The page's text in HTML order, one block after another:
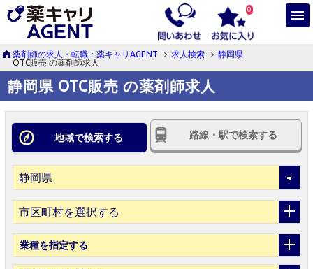
0
薬剤師の求人・転職：薬キャリAGENT 求人検索
静岡県
OTC販売 の薬剤師求人
静岡県 OTC販売 の薬剤師求人
地域で検索する 路線・駅で検索する
市区町村を選択する
業種を指定する